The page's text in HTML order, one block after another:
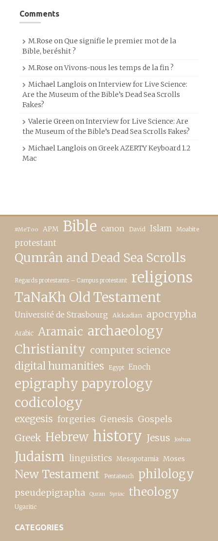
Comments
M.Rose onQue signifie le premier mot de la
Bible, beréshit ?
M.Rose onVivons-nous les temps de la fin ?
Michael Langlois onInterview for Live Science:
Are the Museum of the Bible’s Dead Sea Scrolls
Fakes?
Valerie GreenonInterview for Live Science: Are
the Museum of the Bible’s Dead Sea Scrolls Fakes?
Michael Langlois onGreek AZERTY Keyboard 1.2
Mac
#MeToo APM Bible canon David Islam Moabite
protestant
Qumrân and Dead Sea Scrolls
Regards protestants – Campus protestant religions
TaNaKh Old Testament
Université de Strasbourg Akkadian apocrypha
Arabic Aramaic archaeology
Christianity computer science
digital humanities Egypt Enoch
epigraphy papyrology
codicology
exegesis forgeries Genesis Gospels
Greek Hebrew history Jesus Joshua
Judaism linguistics Mesopotamia Moses
New Testament Pentateuch philology
pseudepigrapha Quran Syriac theology
Ugaritic
CATEGORIES